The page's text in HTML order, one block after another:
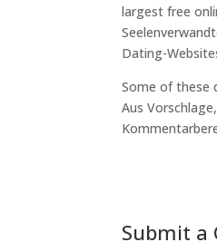
largest free
Dating-
Some of these
Aus
Submit a